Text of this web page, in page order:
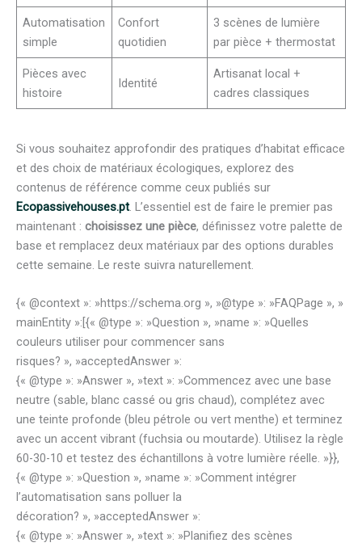
Automatisation
simple
Confort
quotidien
3 scènes de lumière
par pièce + thermostat
Pièces avec
histoire
Identité
Artisanat local +
cadres classiques
Si vous souhaitez approfondir des pratiques d’habitat efficace
et des choix de matériaux écologiques, explorez des
contenus de référence comme ceux publiés sur
Ecopassivehouses.pt. L’essentiel est de faire le premier pas
maintenant : choisissez une pièce, définissez votre palette de
base et remplacez deux matériaux par des options durables
cette semaine. Le reste suivra naturellement.
{« @context »: »https://schema.org », »@type »: »FAQPage », »
mainEntity »:[{« @type »: »Question », »name »: »Quelles
couleurs utiliser pour commencer sans
risques? », »acceptedAnswer »:
{« @type »: »Answer », »text »: »Commencez avec une base
neutre (sable, blanc cassé ou gris chaud), complétez avec
une teinte profonde (bleu pétrole ou vert menthe) et terminez
avec un accent vibrant (fuchsia ou moutarde). Utilisez la règle
60-30-10 et testez des échantillons à votre lumière réelle. »}},
{« @type »: »Question », »name »: »Comment intégrer
l’automatisation sans polluer la
décoration? », »acceptedAnswer »:
{« @type »: »Answer », »text »: »Planifiez des scènes